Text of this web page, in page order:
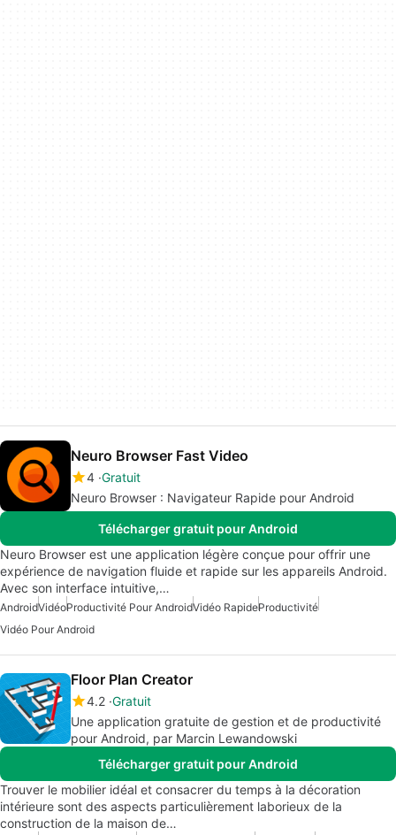
Neuro Browser Fast Video
4 Gratuit
Neuro Browser : Navigateur Rapide pour Android
Télécharger gratuit pour Android
Neuro Browser est une application légère conçue pour offrir une
expérience de navigation fluide et rapide sur les appareils Android.
Avec son interface intuitive,…
AndroidVidéoProductivité Pour AndroidVidéo RapideProductivité
Vidéo Pour Android
Floor Plan Creator
4.2 Gratuit
Une application gratuite de gestion et de productivité
pour Android, par Marcin Lewandowski
Télécharger gratuit pour Android
Trouver le mobilier idéal et consacrer du temps à la décoration
intérieure sont des aspects particulièrement laborieux de la
construction de la maison de…